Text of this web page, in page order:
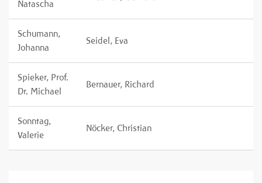
Natascha
Schumann,
Johanna
Seidel, Eva
Spieker, Prof.
Dr. Michael
Bernauer, Richard
Sonntag,
Valerie
Nöcker, Christian